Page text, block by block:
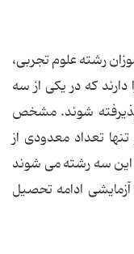
درصد دانش آموزان رشته علوم تجربی،
دارند که در یکی از سه
پذیرفته شوند. مشخص
تعداد معدودی از
این سه رشته می شوند
ادامه تحصیل